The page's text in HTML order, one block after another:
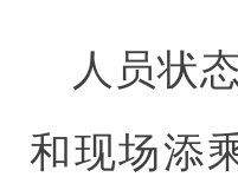
人员状
和现场添